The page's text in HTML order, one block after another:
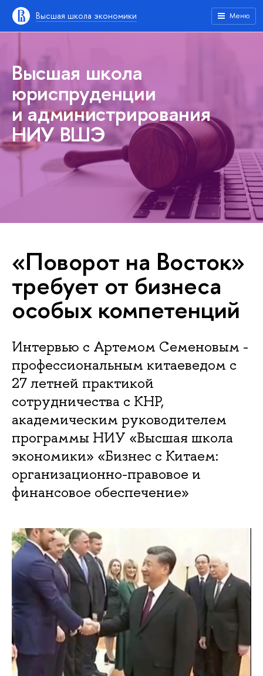
Высшая школа экономики Меню
Высшая школа
юриспруденции
и администрирования
НИУ ВШЭ
«Поворот на Восток»
требует от бизнеса
особых компетенций
Интервью с Артемом Семеновым -
профессиональным китаеведом с
27 летней практикой
сотрудничества с КНР,
академическим руководителем
программы НИУ «Высшая школа
экономики» «Бизнес с Китаем:
организационно-правовое и
финансовое обеспечение»